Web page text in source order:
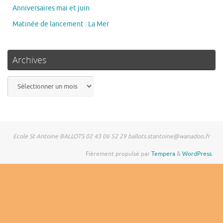
Anniversaires mai et juin
Matinée de lancement : La Mer
Archives
Ecole St Antoine BALLOTS 02 43 06 52 29 ballots.stantoine@wanadoo.fr
Fièrement propulsé parTempera&WordPress.